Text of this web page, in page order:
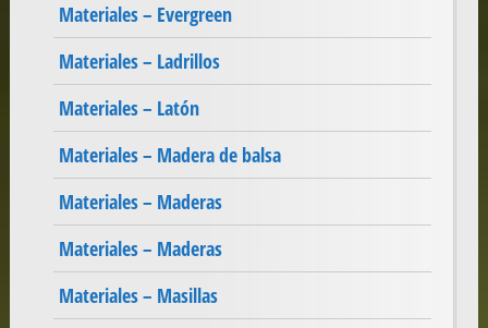
Materiales – Evergreen
Materiales – Ladrillos
Materiales – Latón
Materiales – Madera de balsa
Materiales – Maderas
Materiales – Maderas
Materiales – Masillas